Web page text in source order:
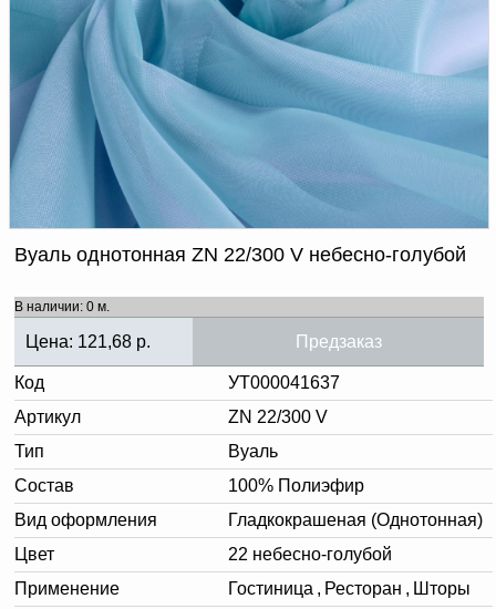
Как оформить заказ
Вакансии
Как нас найти
Написать нам
Доверенность на
получение груза
Документы по работе с
персональными данными
Письмо руководителю
Вопросы и ответы
Новости | Статьи
Вуаль однотонная ZN 22/300 V небесно-голубой
В наличии: 0 м.
Цена: 121,68 р. Предзаказ
Код
УТ000041637
Артикул
ZN 22/300 V
Тип
Вуаль
Состав
100% Полиэфир
Вид оформления
Гладкокрашеная (Однотонная)
Цвет
22 небесно-голубой
Применение
Гостиница , Ресторан , Шторы
Добавить
корзину